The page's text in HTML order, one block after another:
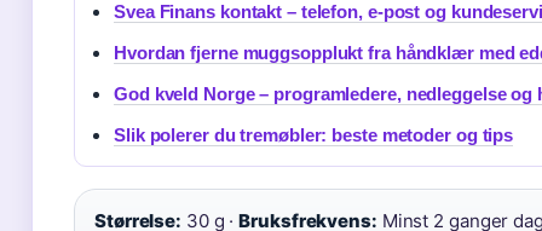
Svea Finans kontakt – telefon, e-post og
Hvordan fjerne muggsopplukt fra håndklær med
God kveld Norge – programledere, nedleggelse og
Slik polerer du tremøbler: beste metoder og tips
Størrelse: 30 g ·Bruksfrekvens: Minst 2 ganger